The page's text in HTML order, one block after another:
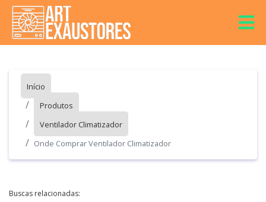
Início
Produtos
Ventilador Climatizador
Onde Comprar Ventilador Climatizador
Buscas relacionadas: